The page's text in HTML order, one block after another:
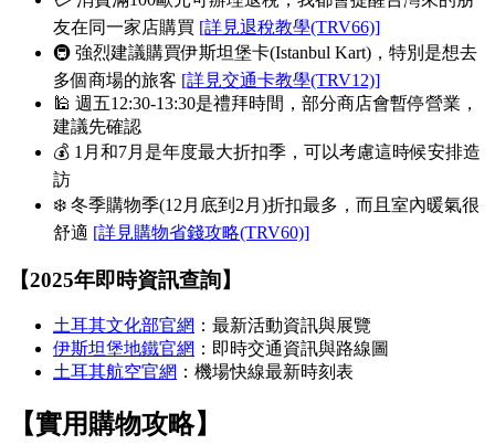
友在同一家店購買 [詳見退稅教學(TRV66)]
🚇 強烈建議購買伊斯坦堡卡(Istanbul Kart)，特別是想去
多個商場的旅客 [詳見交通卡教學(TRV12)]
🕌 週五12:30-13:30是禮拜時間，部分商店會暫停營業，
建議先確認
💰 1月和7月是年度最大折扣季，可以考慮這時候安排造
訪
❄️ 冬季購物季(12月底到2月)折扣最多，而且室內暖氣很
舒適 [詳見購物省錢攻略(TRV60)]
【2025年即時資訊查詢】
土耳其文化部官網 ：最新活動資訊與展覽
伊斯坦堡地鐵官網 ：即時交通資訊與路線圖
土耳其航空官網 ：機場快線最新時刻表
【實用購物攻略】